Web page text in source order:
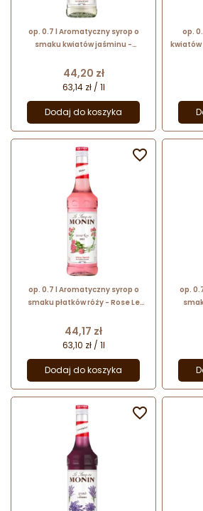
op. 0.7 l Aromatyczny syrop o
smaku kwiatów jaśminu -
szklana butelka
Cena
44,20 zł
63,14 zł / 1l
Dodaj do koszyka
op.
kwiatów
op. 0.7 l Aromatyczny syrop o
smaku płatków róży - Rose Le
Cena
44,17 zł
63,10 zł / 1l
Dodaj do koszyka

op.
